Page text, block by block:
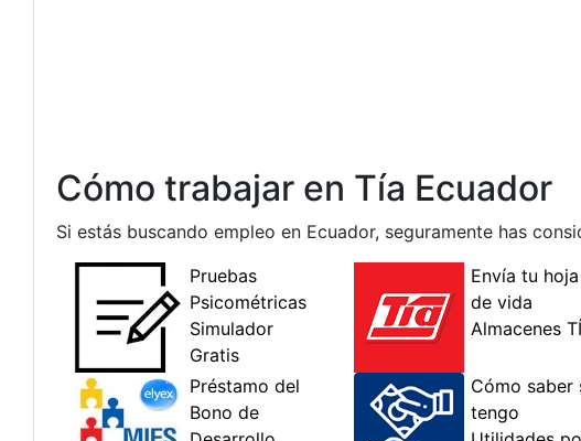
Cómo trabajar en Tía Ecuador
Si estás buscando empleo en Ecuador, seguramente has